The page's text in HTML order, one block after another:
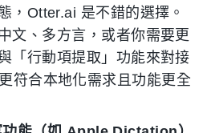
，Otter.ai 是不錯的選擇。
文、多方言，或者你需要更
「行動項提取」功能來對接
符合本地化需求且功能更全